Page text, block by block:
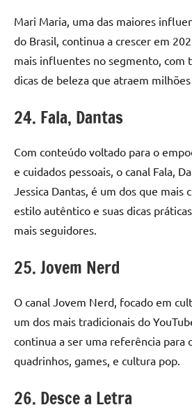
Mari Maria, uma das maiores
do Brasil, continua a crescer em
mais influentes no segmento, com
dicas de beleza que atraem
24. Fala, Dantas
Com conteúdo voltado para o
e cuidados pessoais, o canal Fala,
Jessica Dantas, é um dos que mais
estilo autêntico e suas dicas
mais seguidores.
25. Jovem Nerd
O canal Jovem Nerd, focado em
um dos mais tradicionais do
continua a ser uma referência para
quadrinhos, games, e cultura pop.
26. Desce a Letra